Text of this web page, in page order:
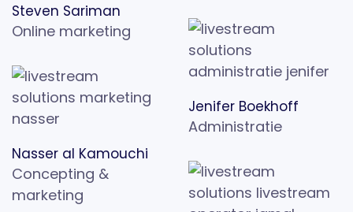
Steven Sariman
Online marketing
Jenifer Boekhoff
Administratie
Nasser al Kamouchi
Concepting &
marketing